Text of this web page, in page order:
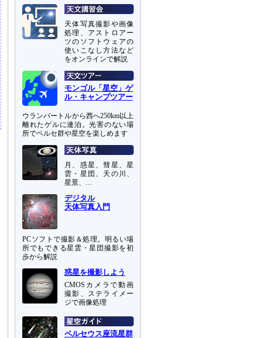
天体写真撮影や画像
処理、アストロアー
ツのソフトウェアの
使いこなし方法など
をオンラインで解説
モンゴル「星空」ゲ
ル・キャンプツアー
ウランバートルから西へ250km以上
離れたゲルに連泊。光害のない場
所でペルセ群や星空を楽しめます
月、惑星、彗星、星
雲・星団、天の川、
星景、…
デジタル
天体写真入門
PCソフトで撮影＆処理。明るい場
所でもできる星雲・星団撮影を初
歩から解説
惑星を撮影しよう
CMOSカメラで動画
撮影、ステライメー
ジで画像処理
ペルセウス座流星群